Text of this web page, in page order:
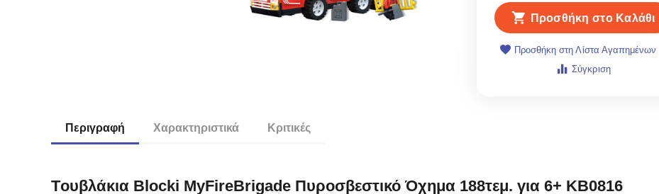
Προσθήκη στο Καλάθι
Προσθήκη στη Λίστα Αγαπημένων
Σύγκριση
Περιγραφή Χαρακτηριστικά Κριτικές
Tουβλάκια Blocki MyFireBrigade Πυροσβεστικό Όχημα 188τεμ. για 6+ KB0816